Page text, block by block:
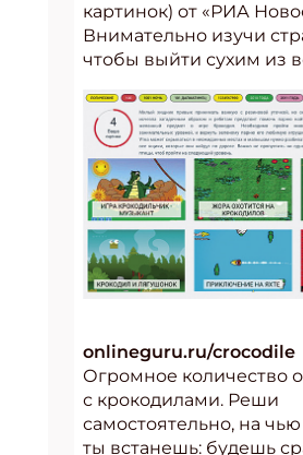
картинок) от «РИА
Внимательно изучи
чтобы выйти сухим из
onlineguru.ru/crocodile
Огромное количество
с крокодилами. Реши
самостоятельно, на
ты встанешь: будешь